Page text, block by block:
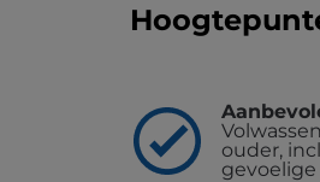
ouder,